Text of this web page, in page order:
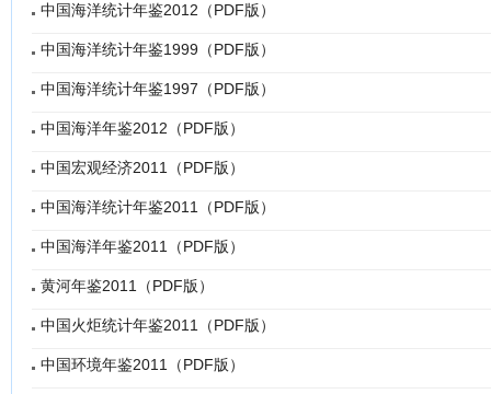
中国海洋统计年鉴2012（PDF版）
中国海洋统计年鉴1999（PDF版）
中国海洋统计年鉴1997（PDF版）
中国海洋年鉴2012（PDF版）
中国宏观经济2011（PDF版）
中国海洋统计年鉴2011（PDF版）
中国海洋年鉴2011（PDF版）
黄河年鉴2011（PDF版）
中国火炬统计年鉴2011（PDF版）
中国环境年鉴2011（PDF版）